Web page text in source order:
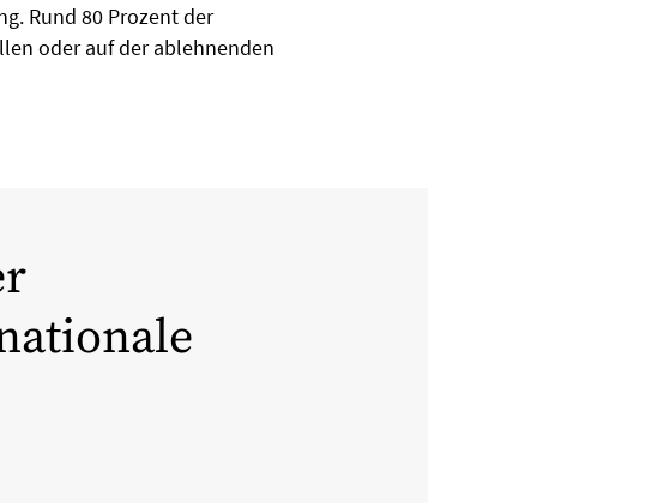
Rund 80 Prozent der
oder auf der ablehnenden